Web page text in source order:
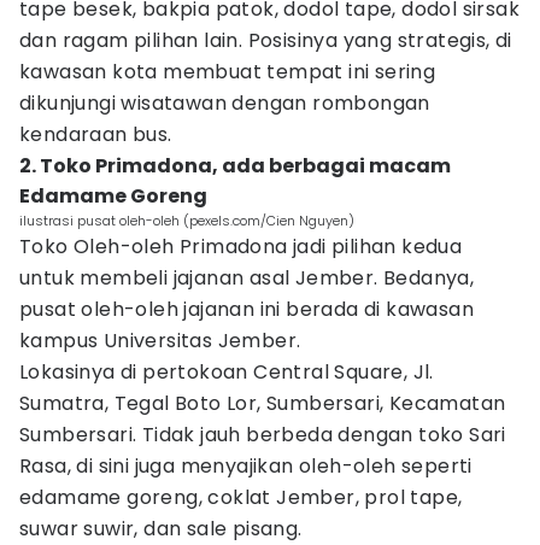
tape besek, bakpia patok, dodol tape, dodol sirsak
dan ragam pilihan lain. Posisinya yang strategis, di
kawasan kota membuat tempat ini sering
dikunjungi wisatawan dengan rombongan
kendaraan bus.
2. Toko Primadona, ada berbagai macam
Edamame Goreng
ilustrasi pusat oleh-oleh (pexels.com/Cien Nguyen)
Toko Oleh-oleh Primadona jadi pilihan kedua
untuk membeli jajanan asal Jember. Bedanya,
pusat oleh-oleh jajanan ini berada di kawasan
kampus Universitas Jember.
Lokasinya di pertokoan Central Square, Jl.
Sumatra, Tegal Boto Lor, Sumbersari, Kecamatan
Sumbersari. Tidak jauh berbeda dengan toko Sari
Rasa, di sini juga menyajikan oleh-oleh seperti
edamame goreng, coklat Jember, prol tape,
suwar suwir, dan sale pisang.